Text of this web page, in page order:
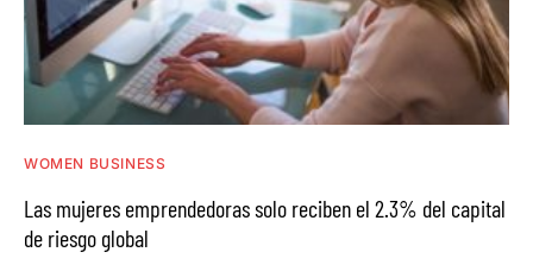
WOMEN BUSINESS
Las mujeres emprendedoras solo reciben el 2.3% del capital
de riesgo global